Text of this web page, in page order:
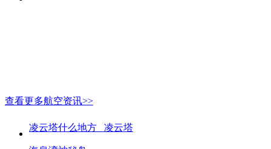
查看更多航空资讯>>
凌云塔什么地方_ 凌云塔